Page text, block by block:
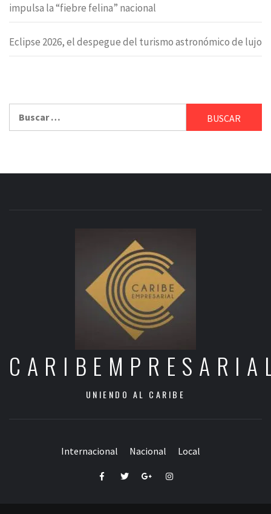
impulsa la “fiebre felina” nacional
Eclipse 2026, el despegue del turismo astronómico de lujo
UNIENDO AL CARIBE
Internacional Nacional Local
FacebookTwitterGoogle+Instagram